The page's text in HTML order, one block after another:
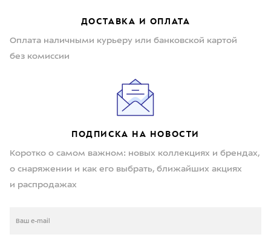
ДОСТАВКА И ОПЛАТА
Оплата наличными курьеру или банковской картой
без комиссии
ПОДПИСКА НА НОВОСТИ
Коротко о самом важном: новых коллекциях и брендах,
о снаряжении и как его выбрать, ближайших акциях
и распродажах